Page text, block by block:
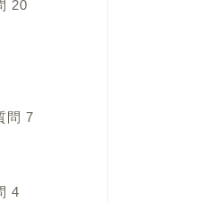
20
問 7
4